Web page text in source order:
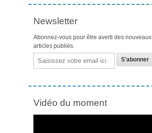
Newsletter
Abonnez-vous pour être averti des nouveaux
articles publiés.
Email
Vidéo du moment